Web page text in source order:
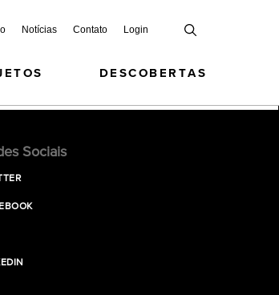
Notícias Contato Login
DESCOBERTAS
Sociais